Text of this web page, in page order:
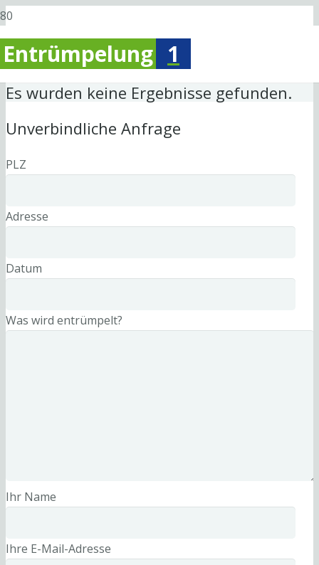
Entrümpelung 1
Es wurden keine Ergebnisse gefunden.
Unverbindliche Anfrage
PLZ
Adresse
Datum
Was wird entrümpelt?
Ihr Name
Ihre E-Mail-Adresse